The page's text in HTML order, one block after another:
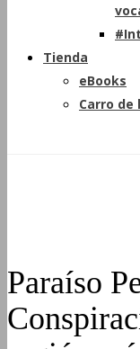
Tienda
eBooks
Carro de
Paraíso